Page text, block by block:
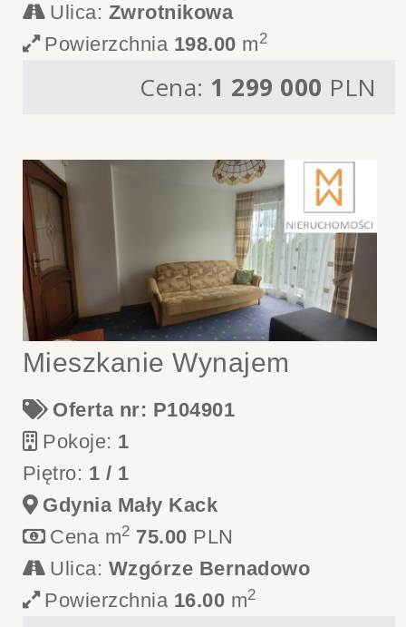
Ulica: Zwrotnikowa
Powierzchnia 198.00 m2
Cena: 1 299 000 PLN
Mieszkanie Wynajem
Oferta nr: P104901
Pokoje: 1
Piętro: 1 / 1
Gdynia Mały Kack
Cena m2 75.00 PLN
Ulica: Wzgórze Bernadowo
Powierzchnia 16.00 m2